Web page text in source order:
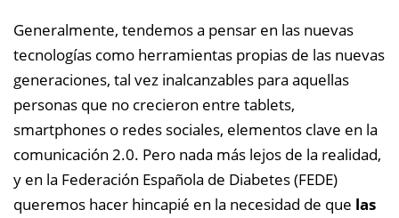
Generalmente, tendemos a pensar en las nuevas
tecnologías como herramientas propias de las nuevas
generaciones, tal vez inalcanzables para aquellas
personas que no crecieron entre tablets,
smartphones o redes sociales, elementos clave en la
comunicación 2.0. Pero nada más lejos de la realidad,
y en la Federación Española de Diabetes (FEDE)
queremos hacer hincapié en la necesidad de que las